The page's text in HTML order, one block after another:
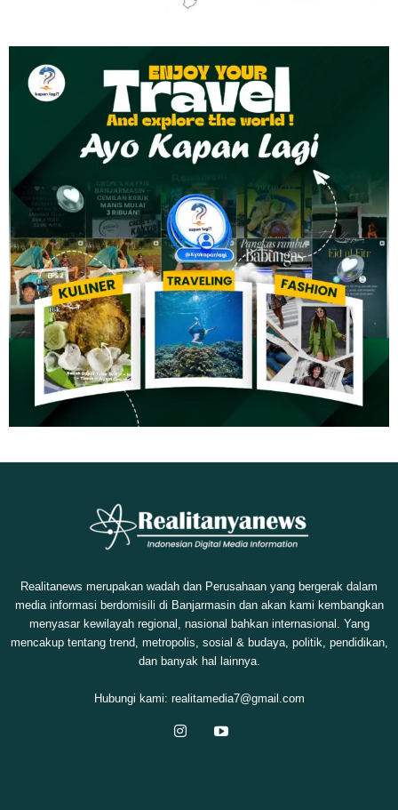
Realitanews merupakan wadah dan Perusahaan yang bergerak dalam
media informasi berdomisili di Banjarmasin dan akan kami kembangkan
menyasar kewilayah regional, nasional bahkan internasional. Yang
mencakup tentang trend, metropolis, sosial & budaya, politik, pendidikan,
dan banyak hal lainnya.
Hubungi kami: realitamedia7@gmail.com